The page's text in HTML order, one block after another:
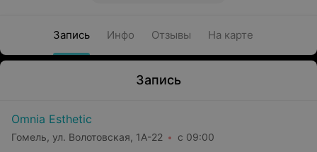
Запись Инфо Отзывы На карте
Запись
Omnia Esthetic
Гомель, ул. Волотовская, 1А-22 с 09:00